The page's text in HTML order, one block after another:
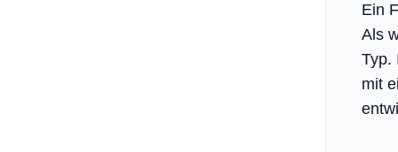
Ein
Als
Typ.
mit